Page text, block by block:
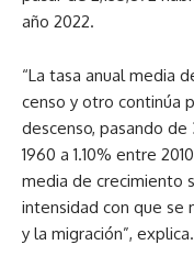
año 2022.
“La tasa anual media
censo y otro continúa
descenso, pasando
1960 a 1.10% entre
media de crecimiento
intensidad con que se
y la migración”, explica.